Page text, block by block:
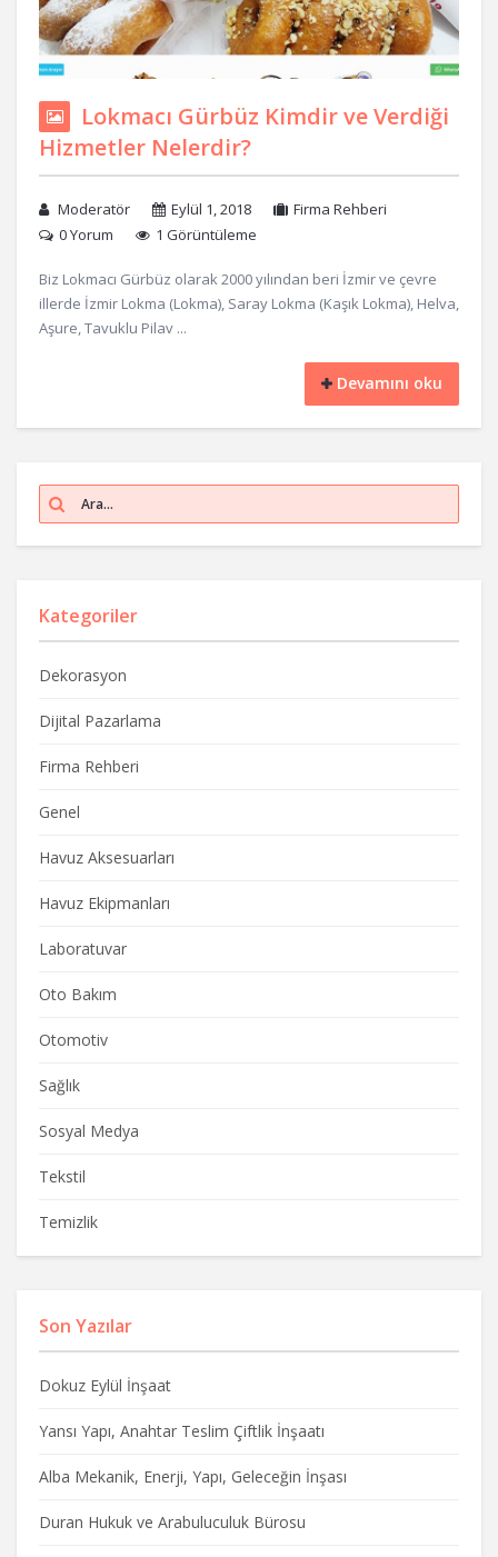
Lokmacı Gürbüz Kimdir ve Verdiği
Hizmetler Nelerdir?
Moderatör Eylül 1, 2018
Firma Rehberi
0 Yorum
1 Görüntüleme
Biz Lokmacı Gürbüz olarak 2000 yılından beri İzmir ve çevre
illerde İzmir Lokma (Lokma), Saray Lokma (Kaşık Lokma), Helva,
Aşure, Tavuklu Pilav ...
Devamını oku
Kategoriler
Dekorasyon
Dijital Pazarlama
Firma Rehberi
Genel
Havuz Aksesuarları
Havuz Ekipmanları
Laboratuvar
Oto Bakım
Otomotiv
Sağlık
Sosyal Medya
Tekstil
Temizlik
Son Yazılar
Dokuz Eylül İnşaat
Yansı Yapı, Anahtar Teslim Çiftlik İnşaatı
Alba Mekanik, Enerji, Yapı, Geleceğin İnşası
Duran Hukuk ve Arabuluculuk Bürosu